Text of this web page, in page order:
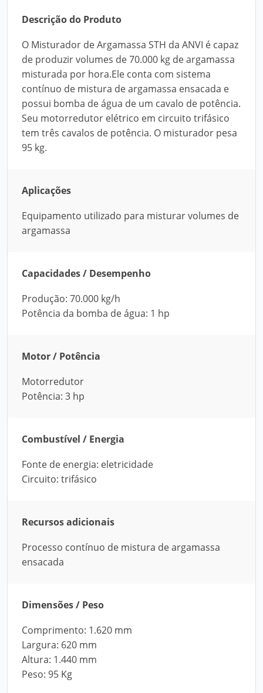
Descrição do Produto
O Misturador de Argamassa STH da ANVI é capaz
de produzir volumes de 70.000 kg de argamassa
misturada por hora.Ele conta com sistema
contínuo de mistura de argamassa ensacada e
possui bomba de água de um cavalo de potência.
Seu motorredutor elétrico em circuito trifásico
tem três cavalos de potência. O misturador pesa
95 kg.
Aplicações
Equipamento utilizado para misturar volumes de
argamassa
Capacidades / Desempenho
Produção: 70.000 kg/h
Potência da bomba de água: 1 hp
Motor / Potência
Motorredutor
Potência: 3 hp
Combustível / Energia
Fonte de energia: eletricidade
Circuito: trifásico
Recursos adicionais
Processo contínuo de mistura de argamassa
ensacada
Dimensões / Peso
Comprimento: 1.620 mm
Largura: 620 mm
Altura: 1.440 mm
Peso: 95 Kg